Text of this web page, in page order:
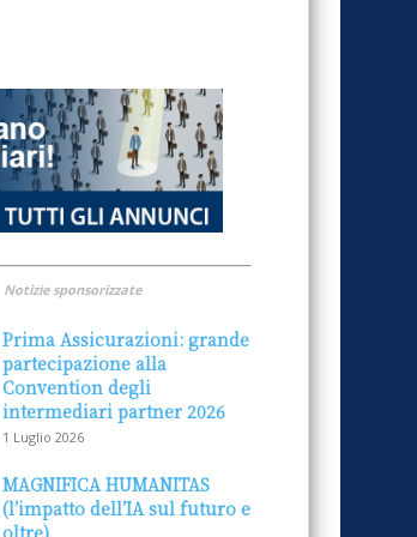
Notizie sponsorizzate
Prima Assicurazioni: grande
partecipazione alla
Convention degli
intermediari partner 2026
1 Luglio 2026
MAGNIFICA HUMANITAS
(l’impatto dell’IA sul futuro e
oltre)